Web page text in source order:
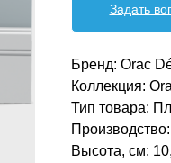
Задать
Бренд: Orac
Коллекция:
Тип товара:
Высота, см: